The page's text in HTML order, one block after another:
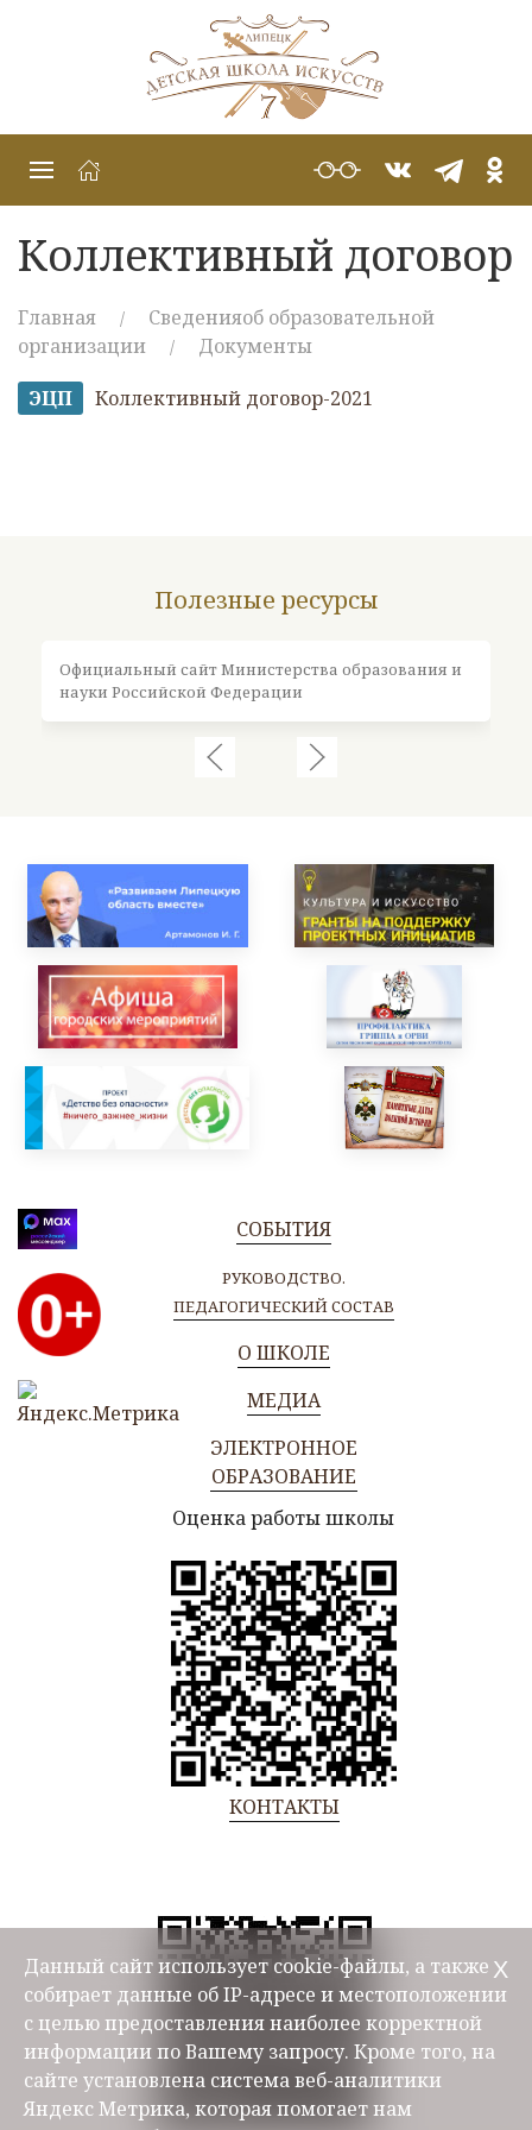
Коллективный договор
Главная
Сведенияоб образовательной
организации
Документы
ЭЦП
Коллективный договор-2021
Полезные ресурсы
Официальный сайт Министерства образования и
науки Российской Федерации
СОБЫТИЯ
РУКОВОДСТВО.
ПЕДАГОГИЧЕСКИЙ СОСТАВ
О ШКОЛЕ
МЕДИА
ЭЛЕКТРОННОЕ
ОБРАЗОВАНИЕ
Оценка работы школы
КОНТАКТЫ
Данный сайт использует cookie-файлы, а также
собирает данные об IP-адресе и местоположении
с целью предоставления наиболее корректной
информации по Вашему запросу. Кроме того, на
сайте установлена система веб-аналитики
Яндекс Метрика, которая помогает нам
Х